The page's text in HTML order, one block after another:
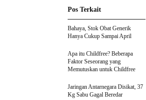
Pos Terkait
Bahaya, Stok Obat Generik
Hanya Cukup Sampai April
Apa itu Childfree? Beberapa
Faktor Seseorang yang
Memutuskan untuk Childfree
Jaringan Antarnegara Disikat, 37
Kg Sabu Gagal Beredar